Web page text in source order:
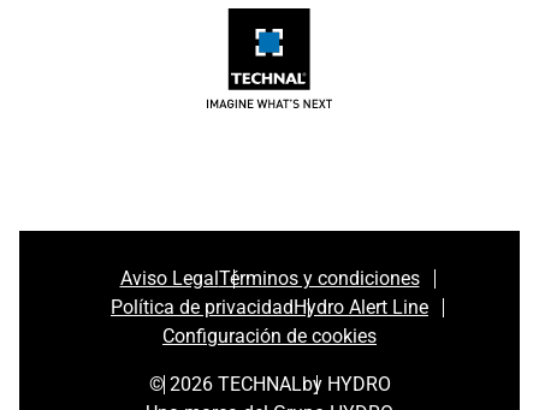
Aviso LegalTérminos y condiciones
Política de privacidadHydro Alert Line
Configuración de cookies
© 2026 TECHNALby HYDRO